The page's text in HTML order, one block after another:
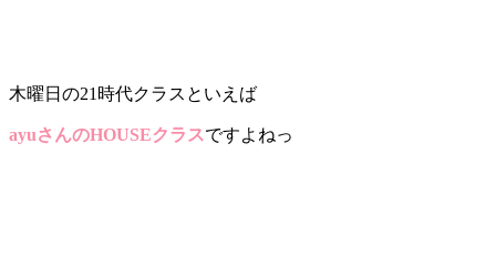
木曜日の21時代クラスといえば
ayuさんのHOUSEクラスですよねっ